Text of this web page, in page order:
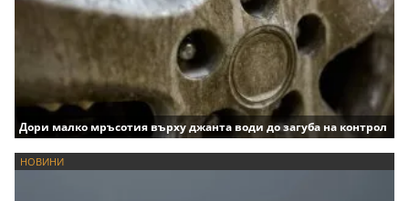
Дори малко мръсотия върху джанта води до загуба на контрол
НОВИНИ